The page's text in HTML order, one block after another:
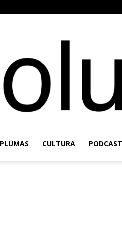
PLUMAS CULTURA PODCAST